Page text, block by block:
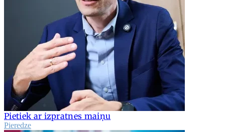
Pietiek ar izpratnes maiņu
Pieredze